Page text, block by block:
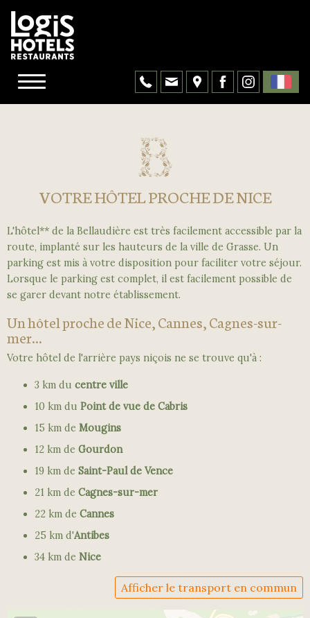
VOTRE HÔTEL PROCHE DE NICE
L'hôtel** de la Bellaudière est très facilement accessible par la
route, implanté sur les hauteurs de la ville de Grasse. Un
parking est mis à votre disposition pour faciliter votre séjour.
Lorsque le parking est complet, il est facilement possible de
se garer devant notre établissement.
Un hôtel proche de Nice, Cannes, Cagnes-sur-
mer...
Votre hôtel de l'arrière pays niçois ne se trouve qu'à :
3 km du centre ville
10 km du Point de vue de Cabris
15 km de Mougins
12 km de Gourdon
19 km de Saint-Paul de Vence
21 km de Cagnes-sur-mer
22 km de Cannes
25 km d'Antibes
34 km de Nice
Afficher le transport en commun